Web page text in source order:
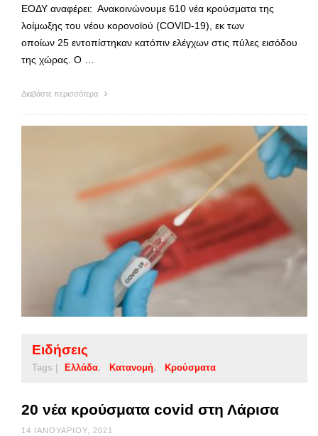
ΕΟΔΥ αναφέρει: Ανακοινώνουμε 610 νέα κρούσματα της
λοίμωξης του νέου κορoνοϊού (COVID-19), εκ των
οποίων 25 εντοπίστηκαν κατόπιν ελέγχων στις πύλες εισόδου
της χώρας. Ο …
Διαβάστε περισσότερα
Ειδήσεις
Tags | Ελλάδα Κατανομή Κρούσματα
20 νέα κρούσματα covid στη Λάρισα
14 ΙΑΝΟΥΑΡΊΟΥ, 2021